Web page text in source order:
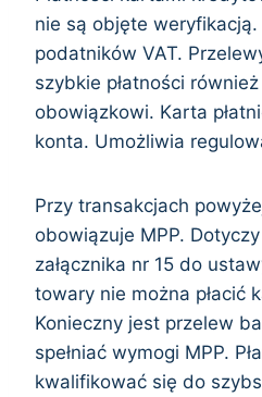
nie są objęte
podatników VAT.
szybkie płatności
obowiązkowi. Karta
konta. Umożliwia
Przy transakcjach
obowiązuje MPP.
załącznika nr 15 do
towary nie można płacić
Konieczny jest przelew
spełniać wymogi MPP.
kwalifikować się do